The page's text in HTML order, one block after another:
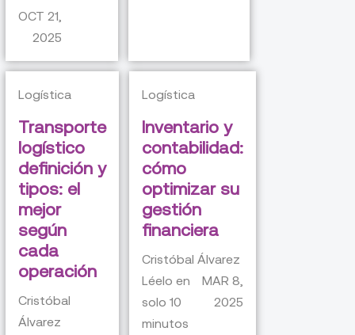
OCT 21,
2025
Logística
Transporte
logístico
definición y
tipos: el
mejor
según
cada
operación
Cristóbal
Álvarez
Logística
Inventario y
contabilidad:
cómo
optimizar su
gestión
financiera
Cristóbal Álvarez
Léelo en
solo10
minutos
MAR 8,
2025